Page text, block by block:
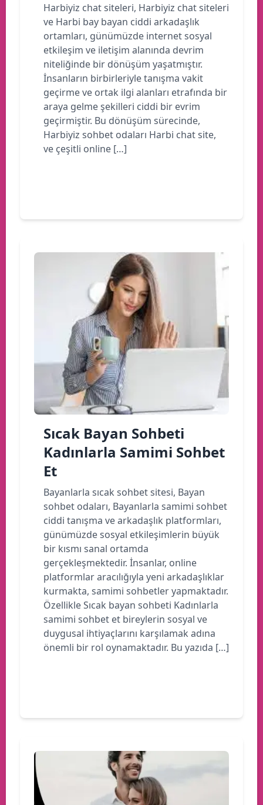
Harbiyiz chat siteleri, Harbiyiz chat siteleri
ve Harbi bay bayan ciddi arkadaşlık
ortamları, günümüzde internet sosyal
etkileşim ve iletişim alanında devrim
niteliğinde bir dönüşüm yaşatmıştır.
İnsanların birbirleriyle tanışma vakit
geçirme ve ortak ilgi alanları etrafında bir
araya gelme şekilleri ciddi bir evrim
geçirmiştir. Bu dönüşüm sürecinde,
Harbiyiz sohbet odaları Harbi chat site,
ve çeşitli online […]
Sıcak Bayan Sohbeti
Kadınlarla Samimi Sohbet
Et
Bayanlarla sıcak sohbet sitesi, Bayan
sohbet odaları, Bayanlarla samimi sohbet
ciddi tanışma ve arkadaşlık platformları,
günümüzde sosyal etkileşimlerin büyük
bir kısmı sanal ortamda
gerçekleşmektedir. İnsanlar, online
platformlar aracılığıyla yeni arkadaşlıklar
kurmakta, samimi sohbetler yapmaktadır.
Özellikle Sıcak bayan sohbeti Kadınlarla
samimi sohbet et bireylerin sosyal ve
duygusal ihtiyaçlarını karşılamak adına
önemli bir rol oynamaktadır. Bu yazıda […]